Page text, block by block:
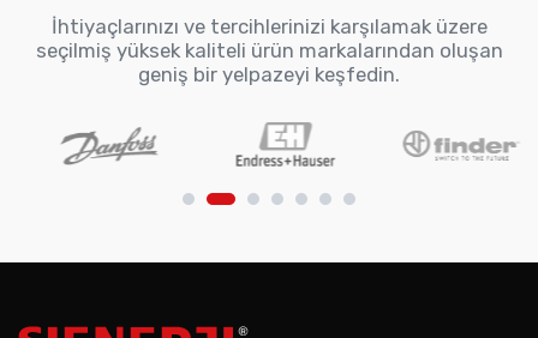
İhtiyaçlarınızı ve tercihlerinizi karşılamak üzere
seçilmiş yüksek kaliteli ürün markalarından oluşan
geniş bir yelpazeyi keşfedin.